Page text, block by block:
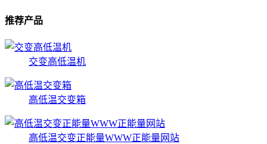
推荐产品
交变高低温机
高低温交变箱
高低温交变正能量WWW正能量网站